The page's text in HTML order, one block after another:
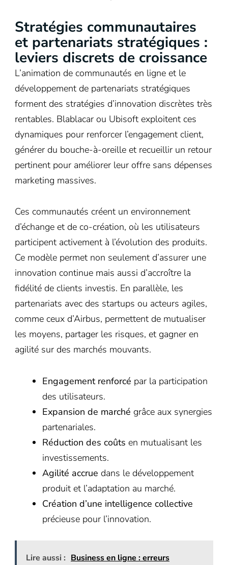
Stratégies communautaires
et partenariats stratégiques :
leviers discrets de croissance
L’animation de communautés en ligne et le
développement de partenariats stratégiques
forment des stratégies d’innovation discrètes très
rentables. Blablacar ou Ubisoft exploitent ces
dynamiques pour renforcer l’engagement client,
générer du bouche-à-oreille et recueillir un retour
pertinent pour améliorer leur offre sans dépenses
marketing massives.
Ces communautés créent un environnement
d’échange et de co-création, où les utilisateurs
participent activement à l’évolution des produits.
Ce modèle permet non seulement d’assurer une
innovation continue mais aussi d’accroître la
fidélité de clients investis. En parallèle, les
partenariats avec des startups ou acteurs agiles,
comme ceux d’Airbus, permettent de mutualiser
les moyens, partager les risques, et gagner en
agilité sur des marchés mouvants.
Engagement renforcé par la participation
des utilisateurs.
Expansion de marché grâce aux synergies
partenariales.
Réduction des coûts en mutualisant les
investissements.
Agilité accrue dans le développement
produit et l’adaptation au marché.
Création d’une intelligence collective
précieuse pour l’innovation.
Lire aussi : Business en ligne : erreurs